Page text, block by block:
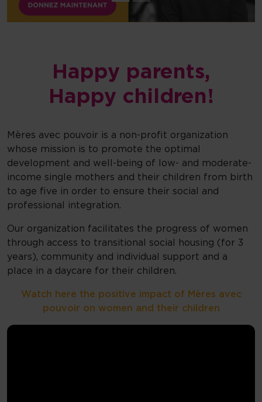
Happy parents,
Happy children!
Mères avec pouvoir is a non-profit organization
whose mission is to promote the optimal
development and well-being of low- and moderate-
income single mothers and their children from birth
to age five in order to ensure their social and
professional integration.
Our organization facilitates the progress of women
through access to transitional social housing (for 3
years), community and individual support and a
place in a daycare for their children.
Watch here the positive impact of Mères avec
pouvoir on women and their children